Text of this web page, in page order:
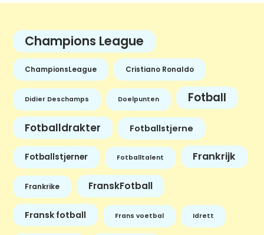
Champions League
ChampionsLeague Cristiano Ronaldo
Didier Deschamps Doelpunten Fotball
Fotballdrakter Fotballstjerne
Fotballstjerner Fotballtalent Frankrijk
Frankrike FranskFotball
Fransk fotball Frans voetbal Idrett